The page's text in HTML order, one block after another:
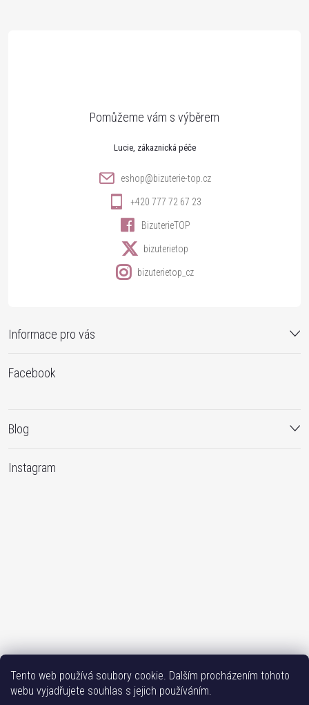
Tento web používá soubory cookie. Dalším procházením tohoto
webu vyjadřujete souhlas s jejich používáním.
Informace pro vás
Lucie
eshop@bizuterie-top.cz
+420 777 72 67 23
BizuterieTOP
bizuterietop
bizuterietop_cz
Facebook
Blog
Instagram